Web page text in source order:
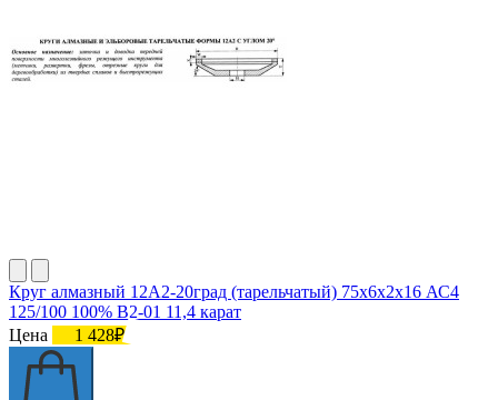
Круг алмазный 12А2-20град (тарельчатый) 75х6х2х16 АС4
125/100 100% В2-01 11,4 карат
Цена
1 428₽